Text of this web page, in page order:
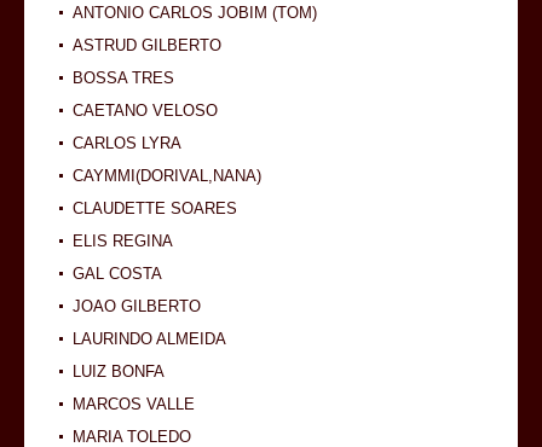
ANTONIO CARLOS JOBIM (TOM)
ASTRUD GILBERTO
BOSSA TRES
CAETANO VELOSO
CARLOS LYRA
CAYMMI(DORIVAL,NANA)
CLAUDETTE SOARES
ELIS REGINA
GAL COSTA
JOAO GILBERTO
LAURINDO ALMEIDA
LUIZ BONFA
MARCOS VALLE
MARIA TOLEDO